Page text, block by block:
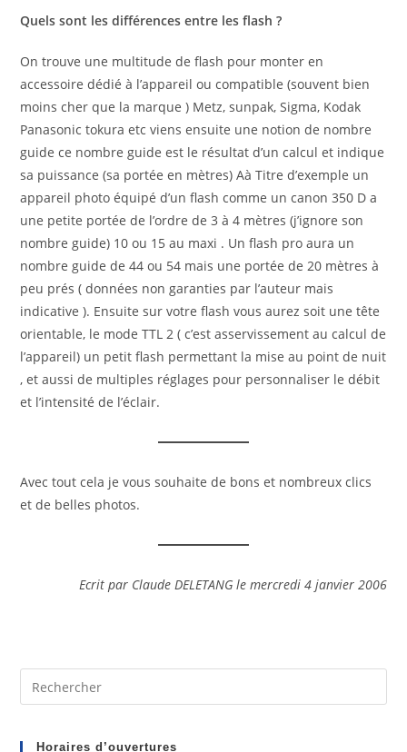
Quels sont les différences entre les flash ?
On trouve une multitude de flash pour monter en
accessoire dédié à l’appareil ou compatible (souvent bien
moins cher que la marque ) Metz, sunpak, Sigma, Kodak
Panasonic tokura etc viens ensuite une notion de nombre
guide ce nombre guide est le résultat d’un calcul et indique
sa puissance (sa portée en mètres) Aà Titre d’exemple un
appareil photo équipé d’un flash comme un canon 350 D a
une petite portée de l’ordre de 3 à 4 mètres (j’ignore son
nombre guide) 10 ou 15 au maxi . Un flash pro aura un
nombre guide de 44 ou 54 mais une portée de 20 mètres à
peu prés ( données non garanties par l’auteur mais
indicative ). Ensuite sur votre flash vous aurez soit une tête
orientable, le mode TTL 2 ( c’est asservissement au calcul de
l’appareil) un petit flash permettant la mise au point de nuit
, et aussi de multiples réglages pour personnaliser le débit
et l’intensité de l’éclair.
Avec tout cela je vous souhaite de bons et nombreux clics
et de belles photos.
Ecrit par Claude DELETANG le mercredi 4 janvier 2006
Horaires d’ouvertures